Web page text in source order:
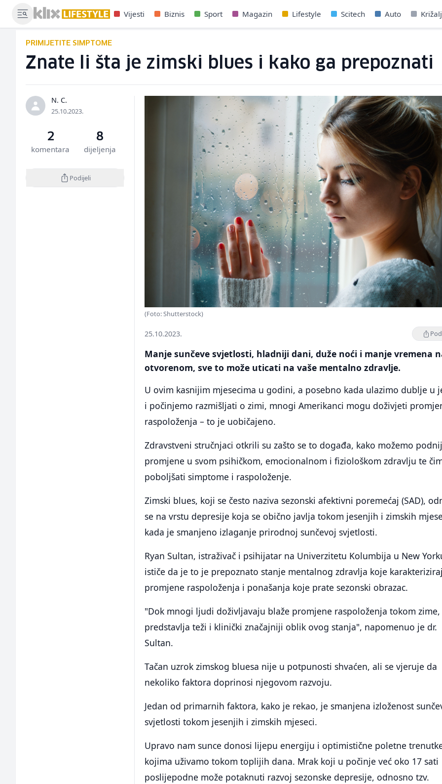
Vijesti Biznis Sport Magazin Lifestyle Scitech Auto
PRIMIJETITE SIMPTOME
Znate li šta je zimski blues i kako ga prepoznati
N. C.
25.10.2023.
2
komentara
8
dijeljenja
Podijeli
(Foto: Shutterstock)
25.10.2023.
Manje sunčeve svjetlosti, hladniji dani, duže noći i manje vremena
otvorenom, sve to može uticati na vaše mentalno zdravlje.
U ovim kasnijim mjesecima u godini, a posebno kada ulazimo dublje u
i počinjemo razmišljati o zimi, mnogi Amerikanci mogu doživjeti
raspoloženja – to je uobičajeno.
Zdravstveni stručnjaci otkrili su zašto se to događa, kako možemo
promjene u svom psihičkom, emocionalnom i fiziološkom zdravlju te
poboljšati simptome i raspoloženje.
Zimski blues, koji se često naziva sezonski afektivni poremećaj (SAD),
se na vrstu depresije koja se obično javlja tokom jesenjih i zimskih
kada je smanjeno izlaganje prirodnoj sunčevoj svjetlosti.
Ryan Sultan, istraživač i psihijatar na Univerzitetu Kolumbija u New
ističe da je to je prepoznato stanje mentalnog zdravlja koje
promjene raspoloženja i ponašanja koje prate sezonski obrazac.
"Dok mnogi ljudi doživljavaju blaže promjene raspoloženja tokom zime,
predstavlja teži i klinički značajniji oblik ovog stanja", napomenuo je dr.
Sultan.
Tačan uzrok zimskog bluesa nije u potpunosti shvaćen, ali se vjeruje da
nekoliko faktora doprinosi njegovom razvoju.
Jedan od primarnih faktora, kako je rekao, je smanjena izloženost
svjetlosti tokom jesenjih i zimskih mjeseci.
Upravo nam sunce donosi lijepu energiju i optimistične poletne
kojima uživamo tokom toplijih dana. Mrak koji u počinje već oko 17 sati
poslijepodne može potaknuti razvoj sezonske depresije, odnosno tzv.